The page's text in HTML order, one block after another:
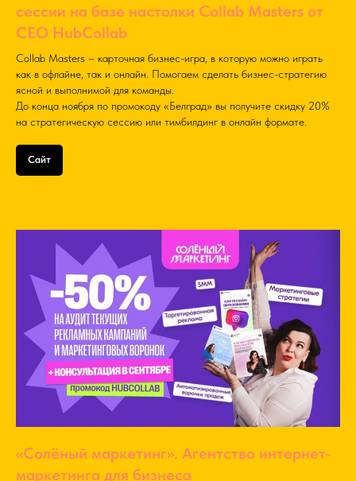
сессии на базе настолки Collab Masters от
CEO HubCollab
Collab Masters – карточная бизнес-игра, в которую можно играть
как в офлайне, так и онлайн. Помогаем сделать бизнес-стратегию
ясной и выполнимой для команды.
До конца ноября по промокоду «Белград» вы получите скидку 20%
на стратегическую сессию или тимбилдинг в онлайн формате.
Сайт
«Солёный маркетинг». Агентство интернет-
маркетинга для бизнеса